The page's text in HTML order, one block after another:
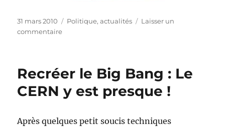
Publié
le
31 mars 2010 Catégories
Politique, actualités
Laisser un
commentairesur
se
Recréer le Big Bang : Le
CERN y est presque !
Après quelques petit soucis techniques